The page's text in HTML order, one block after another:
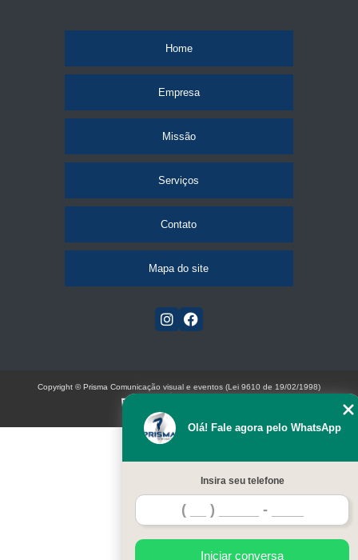
Home
Empresa
Missão
Serviços
Contato
Mapa do site
Olá! Fale agora pelo WhatsApp
Insira seu telefone
Iniciar conversa
Copyright © Prisma Comunicação visual e eventos (Lei 9610 de 19/02/1998)